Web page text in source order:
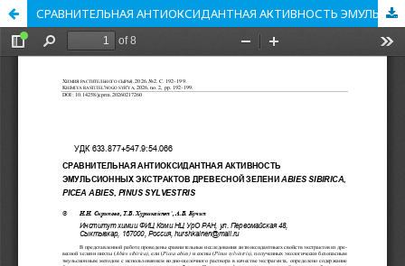
СРАВНИТЕЛЬНАЯ АНТИОКСИДАНТНАЯ АКТИВНОСТЬ ЭМУЛЬСИОННЫХ ЭКСТРАКТОВ ДРЕВЕСНОЙ ЗЕЛЕНИ ABIES SIBIRICA, PICEA ABIES, PINUS SYLVESTRIS